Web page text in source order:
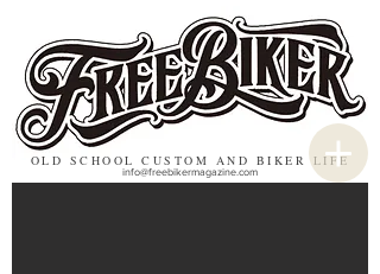
OLD SCHOOL CUSTOM AND BIKER LIFE
info@freebikermagazine.com